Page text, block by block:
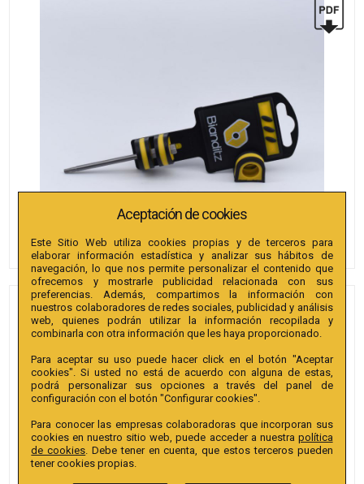
PUNTAS BIANDITZ TX 40 X
75MM 1/4" EXTRA 1U.
Referencia:240137
Colección:Punta TX 75mm 1/4" Extra.
EAN13:
Aceptación de cookies
Este Sitio Web utiliza cookies propias y de terceros para
elaborar información estadística y analizar sus hábitos de
navegación, lo que nos permite personalizar el contenido que
ofrecemos y mostrarle publicidad relacionada con sus
preferencias. Además, compartimos la información con
nuestros colaboradores de redes sociales, publicidad y análisis
web, quienes podrán utilizar la información recopilada y
combinarla con otra información que les haya proporcionado.
Para aceptar su uso puede hacer click en el botón "Aceptar
cookies". Si usted no está de acuerdo con alguna de estas,
podrá personalizar sus opciones a través del panel de
configuración con el botón "Configurar cookies".
Para conocer las empresas colaboradoras que incorporan sus
cookies en nuestro sitio web, puede acceder a nuestra política
de cookies . Debe tener en cuenta, que estos terceros pueden
tener cookies propias.